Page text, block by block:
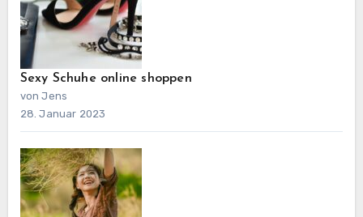
Sexy Schuhe online shoppen
von Jens
28. Januar 2023